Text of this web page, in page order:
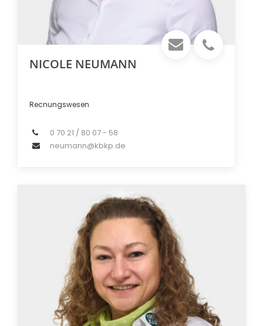
NICOLE NEUMANN
Recnungswesen
0 70 21 / 80 07 - 58
neumann@kbkp.de